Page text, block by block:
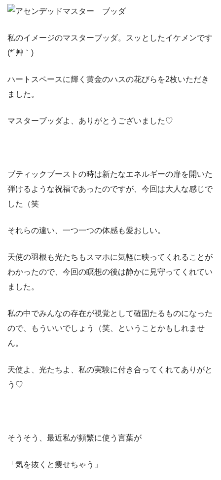
私のイメージのマスターブッダ。スッとしたイケメンです
(*´艸｀)
ハートスペースに輝く黄金のハスの花びらを2枚いただき
ました。
マスターブッダよ、ありがとうございました♡
ブティックブーストの時は新たなエネルギーの扉を開いた
弾けるような祝福であったのですが、今回は大人な感じで
した（笑
それらの違い、一つ一つの体感も愛おしい。
天使の羽根も光たちもスマホに気軽に映ってくれることが
わかったので、今回の瞑想の後は静かに見守ってくれてい
ました。
私の中でみんなの存在が視覚として確固たるものになった
ので、もういいでしょう（笑、ということかもしれませ
ん。
天使よ、光たちよ、私の実験に付き合ってくれてありがと
う♡
そうそう、最近私が頻繁に使う言葉が
「気を抜くと痩せちゃう」